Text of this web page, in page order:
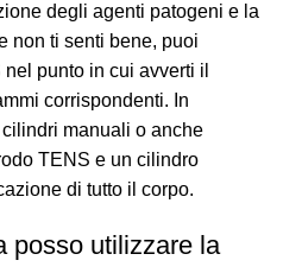
degli agenti patogeni e la
non ti senti bene, puoi
punto in cui avverti il
corrispondenti. In
manuali o anche
TENS e un cilindro
di tutto il corpo.
posso utilizzare la